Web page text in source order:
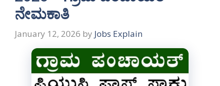
ನೇಮಕಾತಿ
January 12, 2026 by Jobs Explain